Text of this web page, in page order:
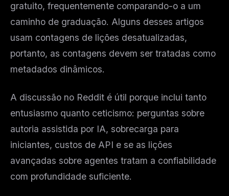
gratuito, frequentemente comparando-o a um
caminho de graduação. Alguns desses artigos
usam contagens de lições desatualizadas,
portanto, as contagens devem ser tratadas como
metadados dinâmicos.
A discussão no Reddit é útil porque inclui tanto
entusiasmo quanto ceticismo: perguntas sobre
autoria assistida por IA, sobrecarga para
iniciantes, custos de API e se as lições
avançadas sobre agentes tratam a confiabilidade
com profundidade suficiente.